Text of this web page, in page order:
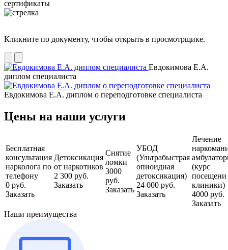
сертификаты
Кликните по документу, чтобы открыть в просмотрщике.
Евдокимова Е.А.
диплом специалиста
Евдокимова Е.А. диплом о переподготовке специалиста
Цены на наши услуги
Бесплатная
консультация
нарколога по
телефону
0 руб.
Заказать
Детоксикация
от наркотиков
2 300 руб.
Заказать
Снятие
ломки
3000
руб.
Заказать
УБОД
(Ультрабыстрая
опиоидная
детоксикация)
24 000 руб.
Заказать
Лечение
(курс
посещени
клиники)
4000 руб.
Заказать
Наши преимущества